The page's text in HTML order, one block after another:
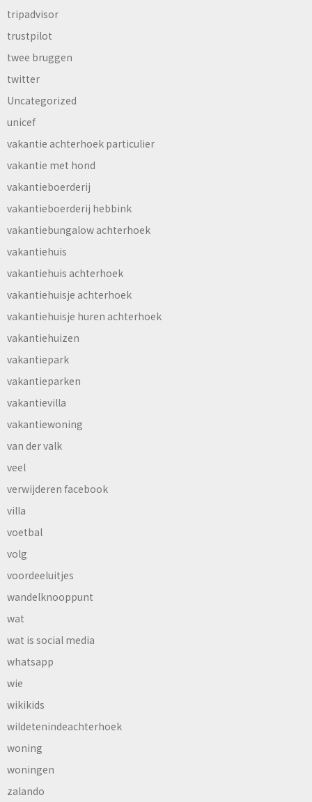
tripadvisor
trustpilot
twee bruggen
twitter
Uncategorized
unicef
vakantie achterhoek particulier
vakantie met hond
vakantieboerderij
vakantieboerderij hebbink
vakantiebungalow achterhoek
vakantiehuis
vakantiehuis achterhoek
vakantiehuisje achterhoek
vakantiehuisje huren achterhoek
vakantiehuizen
vakantiepark
vakantieparken
vakantievilla
vakantiewoning
van der valk
veel
verwijderen facebook
villa
voetbal
volg
voordeeluitjes
wandelknooppunt
wat
wat is social media
whatsapp
wie
wikikids
wildetenindeachterhoek
woning
woningen
zalando